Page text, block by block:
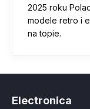
2025 roku
modele retro i
na topie.
Electronica